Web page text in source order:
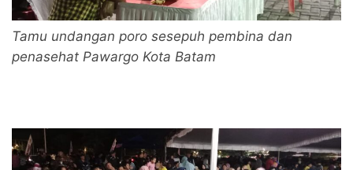
Tamu undangan poro sesepuh pembina dan
penasehat Pawargo Kota Batam